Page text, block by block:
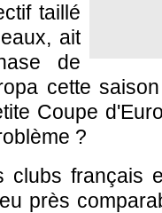
taillé
ait
de
cette
Coupe
?
clubs français
près